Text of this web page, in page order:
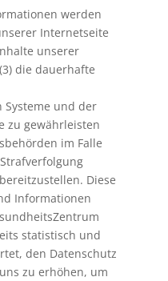
werden
Internetseite
unserer
die dauerhafte
und der
zu gewährleisten
im Falle
Diese
Informationen
statistisch und
den Datenschutz
zu erhöhen, um